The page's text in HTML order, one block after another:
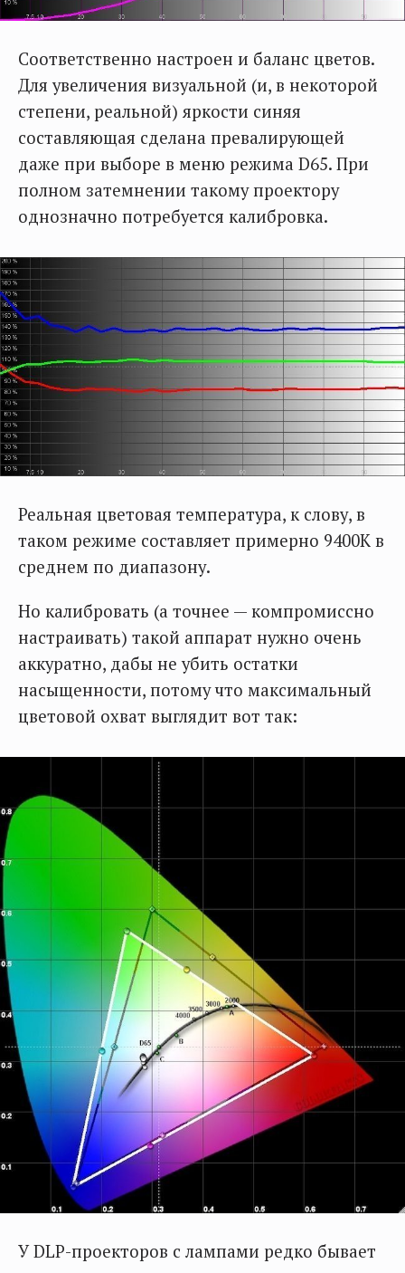
Соответственно настроен и баланс цветов.
Для увеличения визуальной (и, в некоторой
степени, реальной) яркости синяя
составляющая сделана превалирующей
даже при выборе в меню режима D65. При
полном затемнении такому проектору
однозначно потребуется калибровка.
Реальная цветовая температура, к слову, в
таком режиме составляет примерно 9400К в
среднем по диапазону.
Но калибровать (а точнее — компромиссно
настраивать) такой аппарат нужно очень
аккуратно, дабы не убить остатки
насыщенности, потому что максимальный
цветовой охват выглядит вот так:
У DLP-проекторов с лампами редко бывает